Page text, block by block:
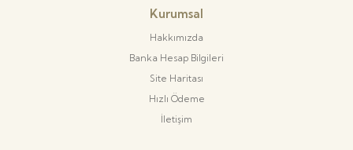
Kurumsal
Hakkımızda
Banka Hesap Bilgileri
Site Haritası
Hızlı Ödeme
İletişim